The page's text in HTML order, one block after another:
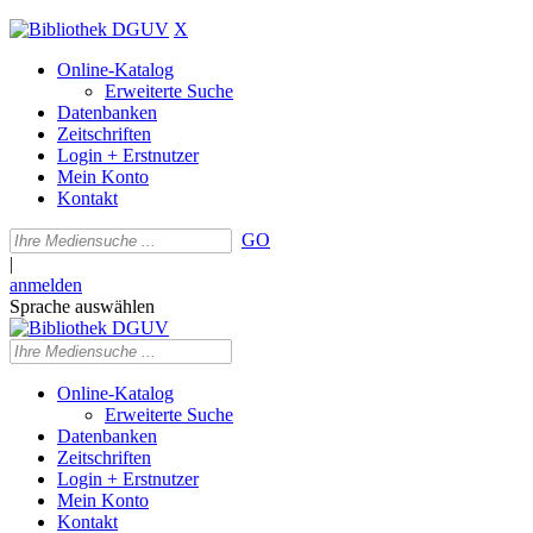
X
Online-Katalog
Erweiterte Suche
Datenbanken
Zeitschriften
Login + Erstnutzer
Mein Konto
Kontakt
GO
|
anmelden
Sprache auswählen
Online-Katalog
Erweiterte Suche
Datenbanken
Zeitschriften
Login + Erstnutzer
Mein Konto
Kontakt